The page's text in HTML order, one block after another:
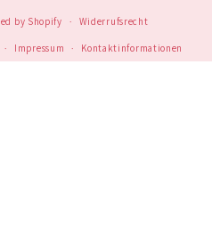
by Shopify Widerrufsrecht
Impressum Kontaktinformationen